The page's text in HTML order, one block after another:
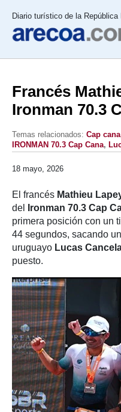
Diario turístico de la República
Francés
Ironman 70.3
Temas relacionados: Cap cana
IRONMAN 70.3 Cap Cana,
18 mayo, 2026
El francés Mathieu
del
Ironman 70.3 Cap
primera posición con un
44 segundos, sacando
uruguayo Lucas
puesto.